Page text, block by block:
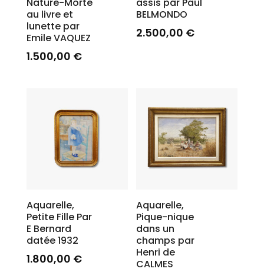
au livre et
lunette par
Emile VAQUEZ
1.500,00 €
BELMONDO
2.500,00 €
Aquarelle,
Petite Fille Par
E Bernard
datée 1932
1.800,00 €
Aquarelle,
Pique-nique
dans un
champs par
Henri de
CALMES